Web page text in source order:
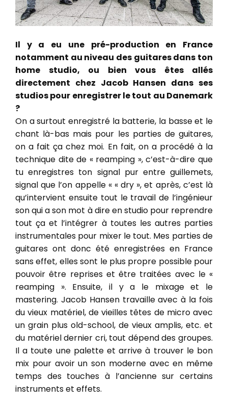
Il y a eu une pré-production en France
notamment au niveau des guitares dans ton
home studio, ou bien vous êtes allés
directement chez Jacob Hansen dans ses
studios pour enregistrer le tout au Danemark
?
On a surtout enregistré la batterie, la basse et le
chant là-bas mais pour les parties de guitares,
on a fait ça chez moi. En fait, on a procédé à la
technique dite de « reamping », c’est-à-dire que
tu enregistres ton signal pur entre guillemets,
signal que l’on appelle « « dry », et après, c’est là
qu’intervient ensuite tout le travail de l’ingénieur
son qui a son mot à dire en studio pour reprendre
tout ça et l’intégrer à toutes les autres parties
instrumentales pour mixer le tout. Mes parties de
guitares ont donc été enregistrées en France
sans effet, elles sont le plus propre possible pour
pouvoir être reprises et être traitées avec le «
reamping ». Ensuite, il y a le mixage et le
mastering. Jacob Hansen travaille avec à la fois
du vieux matériel, de vieilles têtes de micro avec
un grain plus old-school, de vieux amplis, etc. et
du matériel dernier cri, tout dépend des groupes.
Il a toute une palette et arrive à trouver le bon
mix pour avoir un son moderne avec en même
temps des touches à l’ancienne sur certains
instruments et effets.